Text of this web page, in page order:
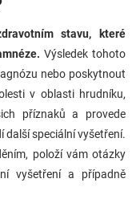
stavu, které
Výsledek tohoto
nebo poskytnout
v oblasti hrudníku,
příznaků a provede
další speciální vyšetření.
položí vám otázky
vyšetření a případně